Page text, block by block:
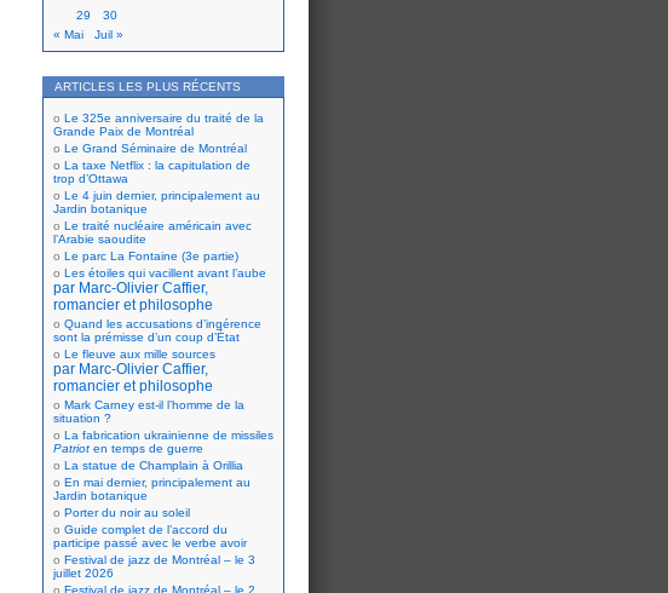
29
30
« Mai
Juil »
ARTICLES LES PLUS RÉCENTS
Le 325e anniversaire du traité de la
Grande Paix de Montréal
Le Grand Séminaire de Montréal
La taxe Netflix : la capitulation de
trop d’Ottawa
Le 4 juin dernier, principalement au
Jardin botanique
Le traité nucléaire américain avec
l’Arabie saoudite
Le parc La Fontaine (3e partie)
Les étoiles qui vacillent avant l’aube
par Marc-Olivier Caffier,
romancier et philosophe
Quand les accusations d’ingérence
sont la prémisse d’un coup d’État
Le fleuve aux mille sources
par Marc-Olivier Caffier,
romancier et philosophe
Mark Carney est-il l’homme de la
situation ?
La fabrication ukrainienne de missiles
Patriot en temps de guerre
La statue de Champlain à Orillia
En mai dernier, principalement au
Jardin botanique
Porter du noir au soleil
Guide complet de l’accord du
participe passé avec le verbe avoir
Festival de jazz de Montréal – le 3
juillet 2026
Festival de jazz de Montréal – le 2